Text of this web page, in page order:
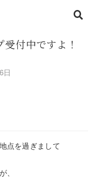
付中ですよ！
日
点を過ぎまして
、